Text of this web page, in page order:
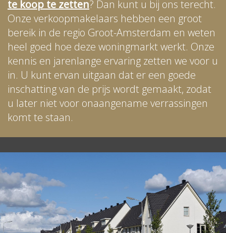
te koop te zetten? Dan kunt u bij ons terecht.
Onze verkoopmakelaars hebben een groot
bereik in de regio Groot-Amsterdam en weten
heel goed hoe deze woningmarkt werkt. Onze
kennis en jarenlange ervaring zetten we voor u
in. U kunt ervan uitgaan dat er een goede
inschatting van de prijs wordt gemaakt, zodat
u later niet voor onaangename verrassingen
komt te staan.